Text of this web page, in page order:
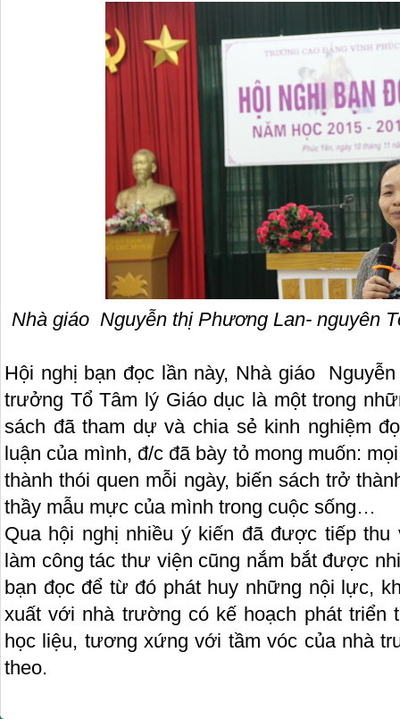
Nhà giáo Nguyễn thị Phương Lan- nguyên
Hội nghị bạn đọc lần này, Nhà giáo
trưởng Tổ Tâm lý Giáo dục là một trong
sách đã tham dự và chia sẻ kinh nghiệm
luận của mình, đ/c đã bày tỏ mong muốn:
thành thói quen mỗi ngày, biến sách trở
thầy mẫu mực của mình trong cuộc sống…
Qua hội nghị nhiều ý kiến đã được tiếp
làm công tác thư viện cũng nắm bắt được
bạn đọc để từ đó phát huy những nội lực,
xuất với nhà trường có kế hoạch phát triển
học liệu, tương xứng với tầm vóc của nhà
theo.